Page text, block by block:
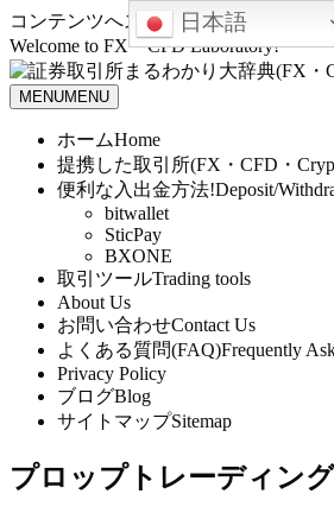
コンテンツへスキップ
Welcome to FX・CFD Laboratory!
MENUMENU
ホームHome
提携した取引所(FX・CFD・
便利な入出金方法!Deposit/
bitwallet
SticPay
BXONE
取引ツールTrading tools
About Us
お問い合わせContact Us
よくある質問(FAQ)Frequently
Privacy Policy
ブログBlog
サイトマップSitemap
プロップトレーディン
日本語